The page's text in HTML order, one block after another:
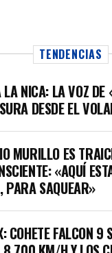
TENDENCIAS
LA NICA: LA VOZ
DESDE EL
MURILLO ES
«AQUÍ
PARA SAQUEAR»
COHETE FALCON 9